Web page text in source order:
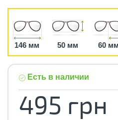
146 мм 50 мм 60 мм
Есть в наличии
495 грн